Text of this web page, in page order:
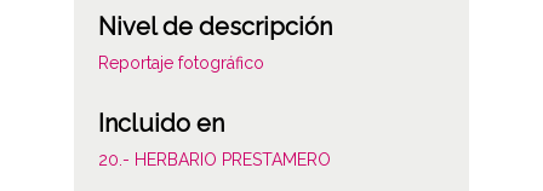
Nivel de descripción
Reportaje fotográfico
Incluido en
20.- HERBARIO PRESTAMERO